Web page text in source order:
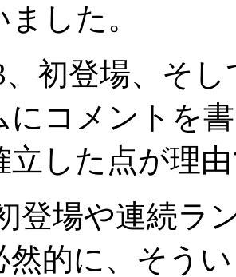
した。
、初登場、そ
にコメントを
立した点が理
登場や連続ラ
然的に、そう